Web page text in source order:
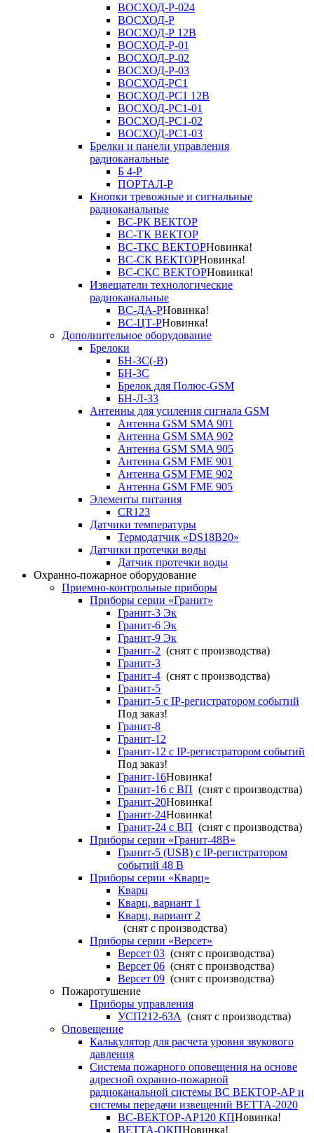
ВОСХОД-Р-024
ВОСХОД-Р
ВОСХОД-Р 12В
ВОСХОД-Р-01
ВОСХОД-Р-02
ВОСХОД-Р-03
ВОСХОД-РС1
ВОСХОД-РС1 12В
ВОСХОД-РС1-01
ВОСХОД-РС1-02
ВОСХОД-РС1-03
Брелки и панели управления
радиоканальные
Б 4-Р
ПОРТАЛ-Р
Кнопки тревожные и сигнальные
радиоканальные
ВС-РК ВЕКТОР
ВС-ТК ВЕКТОР
ВС-ТКС ВЕКТОРНовинка!
ВС-СК ВЕКТОРНовинка!
ВС-СКС ВЕКТОРНовинка!
Извещатели технологические
радиоканальные
ВС-ДА-РНовинка!
ВС-ЦТ-РНовинка!
Дополнительное оборудование
Брелоки
БН-3С(-В)
БН-3С
Брелок для Полюс-GSM
БН-Л-33
Антенны для усиления сигнала GSM
Антенна GSM SMA 901
Антенна GSM SMA 902
Антенна GSM SMA 905
Антенна GSM FME 901
Антенна GSM FME 902
Антенна GSM FME 905
Элементы питания
CR123
Датчики температуры
Термодатчик «DS18B20»
Датчики протечки воды
Датчик протечки воды
Охранно-пожарное оборудование
Приемно-контрольные приборы
Приборы серии «Гранит»
Гранит-3 Эк
Гранит-6 Эк
Гранит-9 Эк
Гранит-2 (снят с производства)
Гранит-3
Гранит-4 (снят с производства)
Гранит-5
Гранит-5 с IP-регистратором событий
Под заказ!
Гранит-8
Гранит-12
Гранит-12 с IP-регистратором событий
Под заказ!
Гранит-16Новинка!
Гранит-16 с ВП (снят с производства)
Гранит-20Новинка!
Гранит-24Новинка!
Гранит-24 с ВП (снят с производства)
Приборы серии «Гранит-48В»
Гранит-5 (USB) c IP-регистратором
событий 48 В
Приборы серии «Кварц»
Кварц
Кварц, вариант 1
Кварц, вариант 2
(снят с производства)
Приборы серии «Версет»
Версет 03 (снят с производства)
Версет 06 (снят с производства)
Версет 09 (снят с производства)
Пожаротушение
Приборы управления
УСП212-63А (снят с производства)
Оповещение
Калькулятор для расчета уровня звукового
давления
Система пожарного оповещения на основе
адресной охранно-пожарной
радиоканальной системы ВС ВЕКТОР-АР и
системы передачи извещений ВЕТТА-2020
ВС-ВЕКТОР-АР120 КПНовинка!
ВЕТТА-ОКПНовинка!